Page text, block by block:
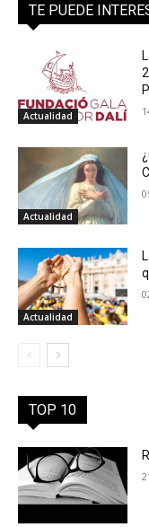
TE PUEDE
Actualidad
Actualidad
Actualidad
TOP 10